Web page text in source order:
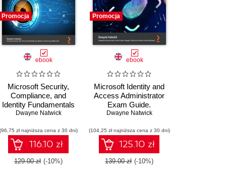
Promocja
ebook
Microsoft Security,
Compliance, and
Identity Fundamentals
Exam Ref SC-900.
with security, identity,
and compliance in
Microsoft 365 and
Azure
Dwayne Natwick
zł najniższa cena z 30 dni)
116.10 zł
129.00 zł (-10%)
Promocja
ebook
Microsoft Identity and
Access Administrator
Exam Guide.
Implement IAM
AD, build an identity
governance strategy,
and pass the SC-300
exam
Dwayne Natwick
(104,25 zł najniższa cena z 30 dni)
125.10 zł
139.00 zł (-10%)